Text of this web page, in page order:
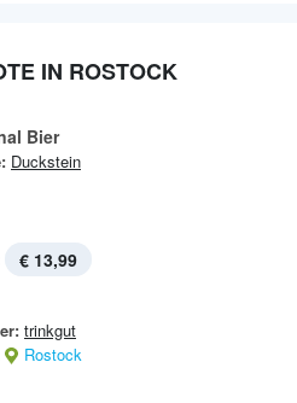
IN ROSTOCK
Bier
Duckstein
€ 13,99
trinkgut
Rostock